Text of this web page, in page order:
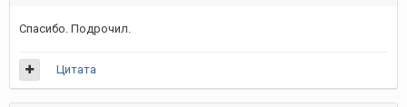
Спасибо. Подрочил.
Цитата